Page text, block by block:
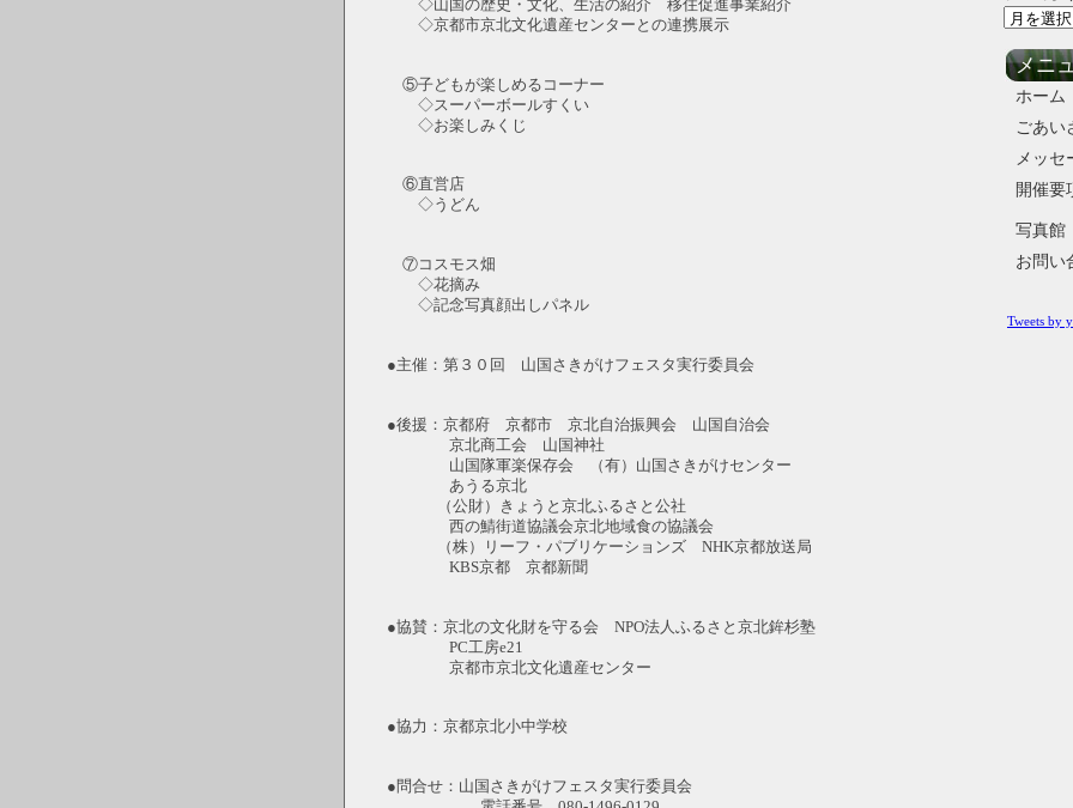
◇山国の歴史・文化、生活の紹介 移住促進事業紹介
◇京都市京北文化遺産センターとの連携展示
⑤子どもが楽しめるコーナー
◇スーパーボールすくい
◇お楽しみくじ
⑥直営店
◇うどん
⑦コスモス畑
◇花摘み
◇記念写真顔出しパネル
●主催：第３０回 山国さきがけフェスタ実行委員会
●後援：京都府 京都市 京北自治振興会 山国自治会
京北商工会 山国神社
山国隊軍楽保存会 （有）山国さきがけセンター
あうる京北
（公財）きょうと京北ふるさと公社
西の鯖街道協議会京北地域食の協議会
（株）リーフ・パブリケーションズ NHK京都放送局
KBS京都 京都新聞
●協賛：京北の文化財を守る会 NPO法人ふるさと京北鉾杉塾
PC工房e21
京都市京北文化遺産センター
●協力：京都京北小中学校
●問合せ：山国さきがけフェスタ実行委員会
メニ
ホーム
ごあい
メッセ
開催要
写真館
お問い
Tweets by